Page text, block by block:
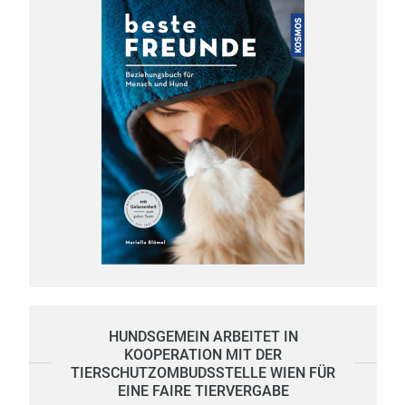
HUNDSGEMEIN ARBEITET IN
KOOPERATION MIT DER
TIERSCHUTZOMBUDSSTELLE WIEN FÜR
EINE FAIRE TIERVERGABE